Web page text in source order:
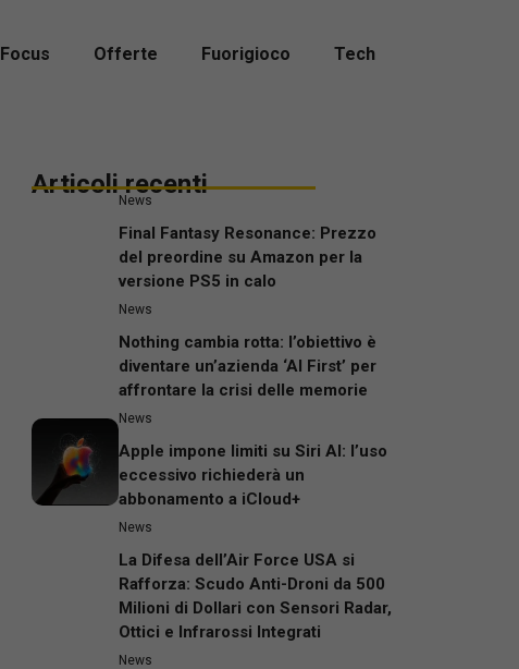
Focus Offerte Fuorigioco Tech
Articoli recenti
News
Final Fantasy Resonance: Prezzo
del preordine su Amazon per la
versione PS5 in calo
News
Nothing cambia rotta: l’obiettivo è
diventare un’azienda ‘AI First’ per
affrontare la crisi delle memorie
News
Apple impone limiti su Siri AI: l’uso
eccessivo richiederà un
abbonamento a iCloud+
News
La Difesa dell’Air Force USA si
Rafforza: Scudo Anti-Droni da 500
Milioni di Dollari con Sensori Radar,
Ottici e Infrarossi Integrati
News